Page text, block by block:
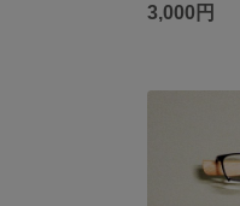
3,000円